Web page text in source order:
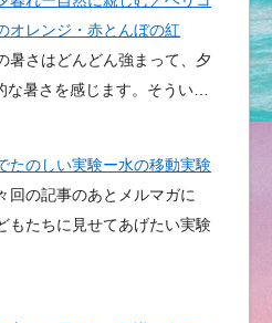
オレンジ・赤とんぼの紅
暑さはどんどん強まって、夕
暑さを感じます。そうい…
たのしい実験ー水の移動実験
回の記事のあとメルマガに
もたちに見せてあげたい実験